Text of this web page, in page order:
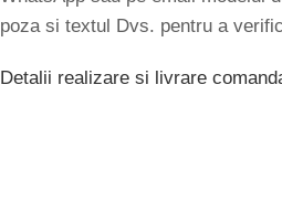
poza si textul Dvs. pentru a
Detalii realizare si livrare